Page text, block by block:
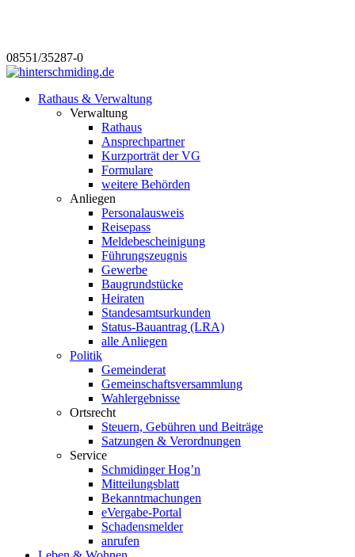
08551/35287-0
Rathaus & Verwaltung
Verwaltung
Rathaus
Ansprechpartner
Kurzporträt der VG
Formulare
weitere Behörden
Anliegen
Personalausweis
Reisepass
Meldebescheinigung
Führungszeugnis
Gewerbe
Baugrundstücke
Heiraten
Standesamtsurkunden
Status-Bauantrag (LRA)
alle Anliegen
Politik
Gemeinderat
Gemeinschaftsversammlung
Wahlergebnisse
Ortsrecht
Steuern, Gebühren und Beiträge
Satzungen & Verordnungen
Service
Schmidinger Hog’n
Mitteilungsblatt
Bekanntmachungen
eVergabe-Portal
Schadensmelder
anrufen